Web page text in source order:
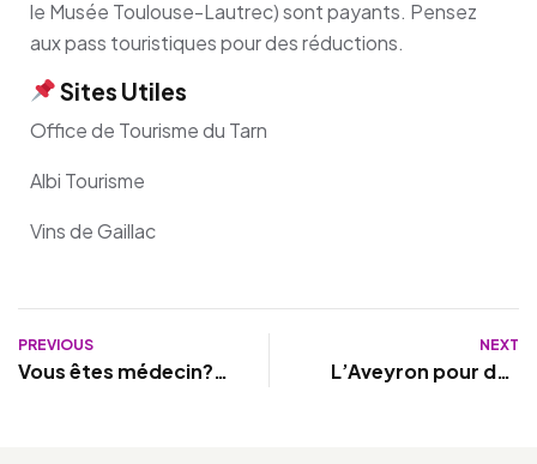
le Musée Toulouse-Lautrec) sont payants. Pensez
aux pass touristiques pour des réductions.
Sites Utiles
Office de Tourisme du Tarn
Albi Tourisme
Vins de Gaillac
PREVIOUS
Vous êtes médecin?
NEXT
L’Aveyron pour des